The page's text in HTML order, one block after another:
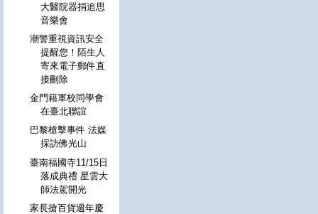
大醫院器捐追思
音樂會
潮警重視資訊安全
提醒您！陌生人
寄來電子郵件直
接刪除
金門籍軍校同學會
在臺北聯誼
巴黎槍擊事件 法媒
採訪佛光山
臺南福國寺11/15日
落成典禮 星雲大
師法駕開光
家長搶百貨週年慶